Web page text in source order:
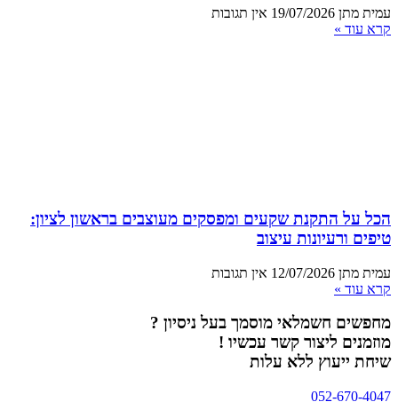
עמית מתן 19/07/2026 אין תגובות
קרא עוד »
הכל על התקנת שקעים ומפסקים מעוצבים בראשון לציון:
טיפים ורעיונות עיצוב
עמית מתן 12/07/2026 אין תגובות
קרא עוד »
מחפשים חשמלאי מוסמך בעל ניסיון ?
מוזמנים ליצור קשר עכשיו !
שיחת ייעוץ ללא עלות
052-670-4047